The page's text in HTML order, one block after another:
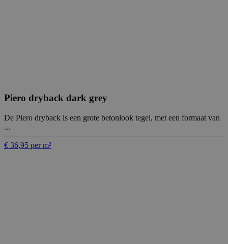
Piero dryback dark grey
De Piero dryback is een grote betonlook tegel, met een formaat van
...
€ 36,95 per m²